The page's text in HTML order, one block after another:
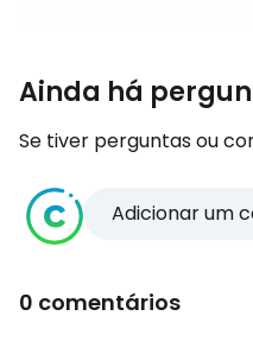
Ainda há
Se tiver perguntas ou
Adicionar um
0 comentários